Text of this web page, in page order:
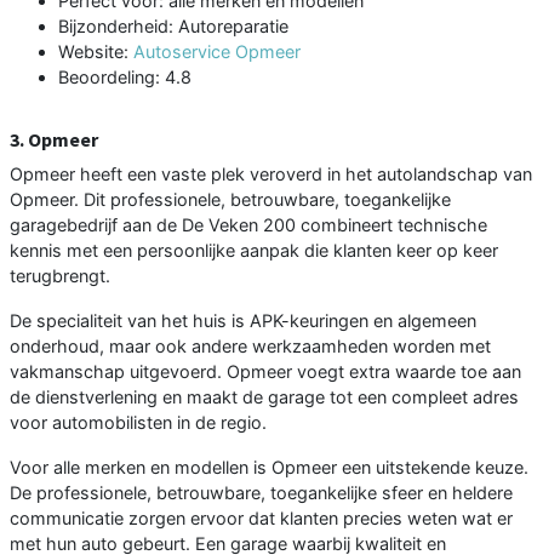
Bijzonderheid: Autoreparatie
Website: Autoservice Opmeer
Beoordeling: 4.8
3. Opmeer
Opmeer heeft een vaste plek veroverd in het autolandschap van
Opmeer. Dit professionele, betrouwbare, toegankelijke
garagebedrijf aan de De Veken 200 combineert technische
kennis met een persoonlijke aanpak die klanten keer op keer
terugbrengt.
De specialiteit van het huis is APK-keuringen en algemeen
onderhoud, maar ook andere werkzaamheden worden met
vakmanschap uitgevoerd. Opmeer voegt extra waarde toe aan
de dienstverlening en maakt de garage tot een compleet adres
voor automobilisten in de regio.
Voor alle merken en modellen is Opmeer een uitstekende keuze.
De professionele, betrouwbare, toegankelijke sfeer en heldere
communicatie zorgen ervoor dat klanten precies weten wat er
met hun auto gebeurt. Een garage waarbij kwaliteit en